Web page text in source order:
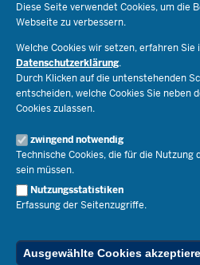
Diese Seite verwendet Cookies, um die
Webseite zu verbessern.
Welche Cookies wir setzen, erfahren Sie
Datenschutzerklärung.
Durch Klicken auf die untenstehenden
entscheiden, welche Cookies Sie neben
Cookies zulassen.
zwingend notwendig
Technische Cookies, die für die
sein müssen.
Nutzungsstatistiken
Erfassung der Seitenzugriffe.
Ausgewählte Cookies
Bildungsthemen
Lehrkräfte
Recht
Schulleben
Ministerium
Ministerin Dorothee Feller
Staatssekretär Dr. Urban Mauer
Open Government
Bibliothek
Veranstaltungen
Geschäftsbereich
Presse
Pressefotos
Social Media
Pressekontakt
Service
Schule(n) suchen
Kontakt
Der Weg zu uns
Publikationen
© 2026 Bildungsportal NRW